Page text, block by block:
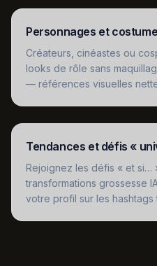
Personnages et
Créateurs, cinéastes ou
looks de rôle sans
— références visuelles
Tendances et défis «
Rejoignez les défis « et si…
transformations grossesse
votre profil sur les hashtags